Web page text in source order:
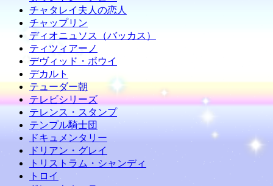
チャタレイ夫人の恋人
チャップリン
ディオニュソス（バッカス）
ティツィアーノ
デヴィッド・ボウイ
デカルト
テューダー朝
テレビシリーズ
テレンス・スタンプ
テンプル騎士団
ドキュメンタリー
ドリアン・グレイ
トリストラム・シャンディ
トロイ